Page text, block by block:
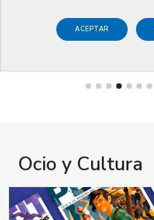
ACEPTAR
Ocio y Cultura